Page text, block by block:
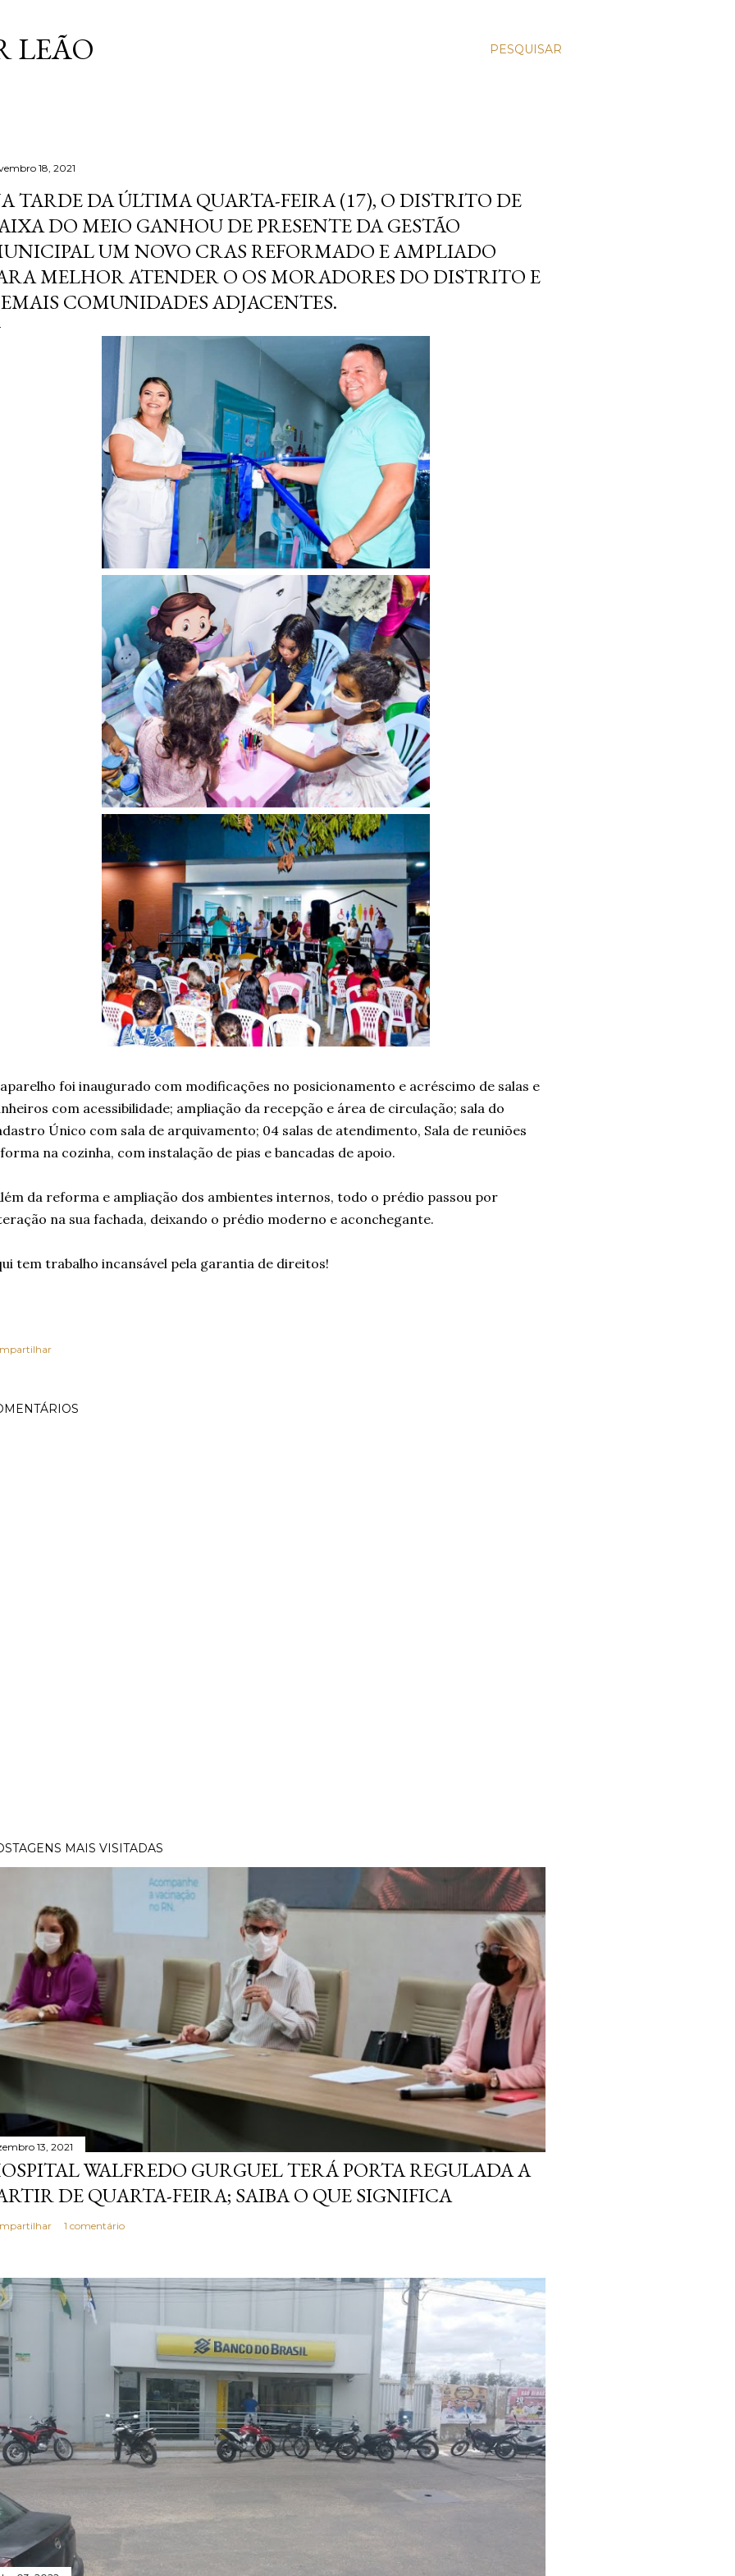
PESQUISAR
LEÃO
18, 2021
TARDE DA ÚLTIMA QUARTA-FEIRA (17), O DISTRITO DE
DO MEIO GANHOU DE PRESENTE DA GESTÃO
UM NOVO CRAS REFORMADO E AMPLIADO
MELHOR ATENDER O OS MORADORES DO DISTRITO E
COMUNIDADES ADJACENTES.
foi inaugurado com modificações no posicionamento e acréscimo de salas e
com acessibilidade; ampliação da recepção e área de circulação; sala do
Único com sala de arquivamento; 04 salas de atendimento, Sala de reuniões
na cozinha, com instalação de pias e bancadas de apoio.
da reforma e ampliação dos ambientes internos, todo o prédio passou por
na sua fachada, deixando o prédio moderno e aconchegante.
tem trabalho incansável pela garantia de direitos!
MAIS VISITADAS
13, 2021
WALFREDO GURGUEL TERÁ PORTA REGULADA A
DE QUARTA-FEIRA; SAIBA O QUE SIGNIFICA
1 comentário